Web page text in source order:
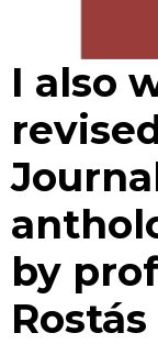
I also
by
Rostás